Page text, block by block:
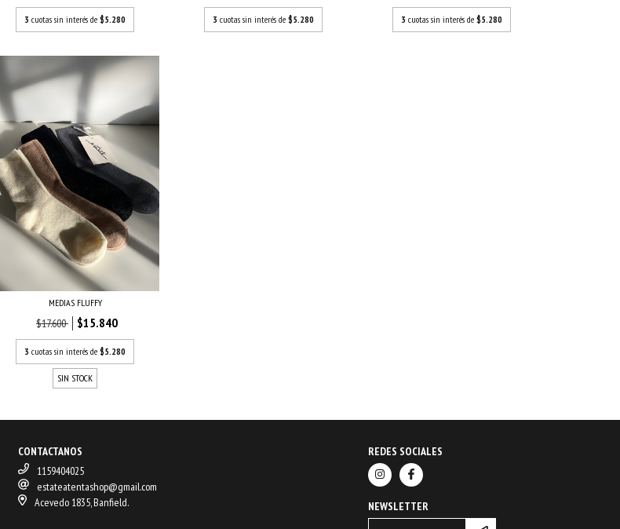
3 cuotas sin interés de$5.280 3 cuotas sin interés de $5.280 3 cuotas sin interés de $5.280
MEDIAS FLUFFY
$17.600 $15.840
3 cuotas sin interés de$5.280
SIN STOCK
CONTACTANOS
1159404025
estateatentashop@gmail.com
Acevedo 1835, Banfield.
REDES SOCIALES
NEWSLETTER